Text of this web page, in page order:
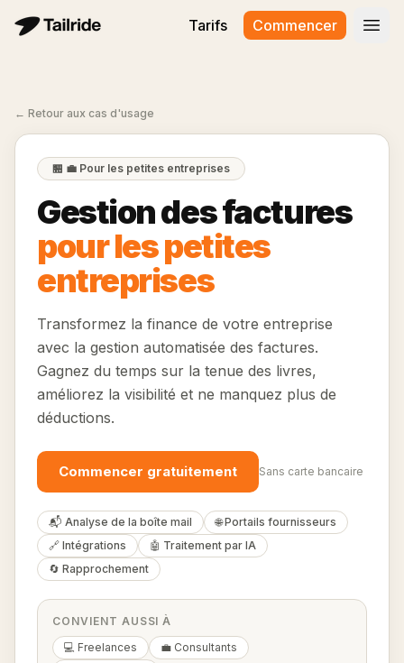
Tarifs Commencer
← Retour aux cas d'usage
🏪 💼 Pour les petites entreprises
Gestion des factures
pour les petites
entreprises
Transformez la finance de votre entreprise
avec la gestion automatisée des factures.
Gagnez du temps sur la tenue des livres,
améliorez la visibilité et ne manquez plus de
déductions.
Commencer gratuitement Sans carte bancaire
📬 Analyse de la boîte mail
🌐 Portails fournisseurs
🔗 Intégrations
🤖 Traitement par IA
🔄 Rapprochement
CONVIENT AUSSI À
💻 Freelances
💼 Consultants